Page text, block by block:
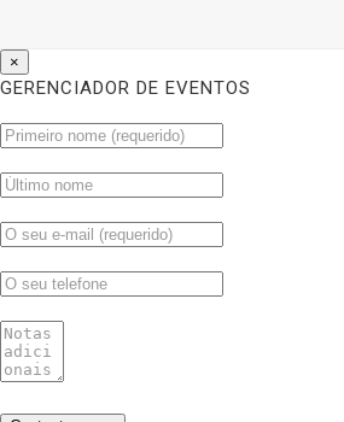
×
GERENCIADOR DE EVENTOS